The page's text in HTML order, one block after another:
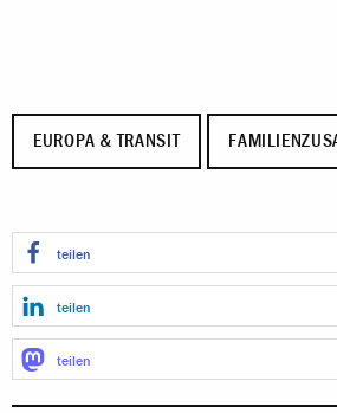
EUROPA & TRANSIT
teilen
teilen
teilen